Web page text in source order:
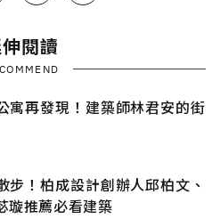
閱讀
寓再發現！建築師林君安的街
步！柏成設計創辦人邱柏文、
璇推薦必看建築